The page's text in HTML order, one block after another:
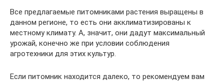
Все предлагаемые питомниками растения выращены в
данном регионе, то есть они акклиматизированы к
местному климату. А, значит, они дадут максимальный
урожай, конечно же при условии соблюдения
агротехники для этих культур.
Если питомник находится далеко, то рекомендуем вам